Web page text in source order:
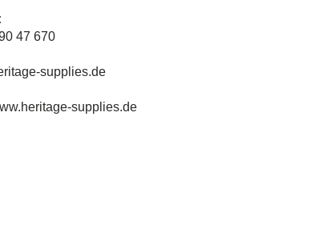
47 670
supplies.de
supplies.de